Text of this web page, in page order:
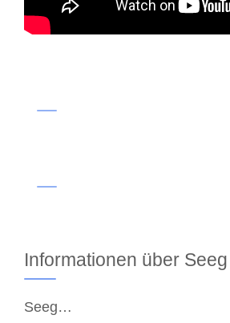
Informationen über Seeg
Seeg…